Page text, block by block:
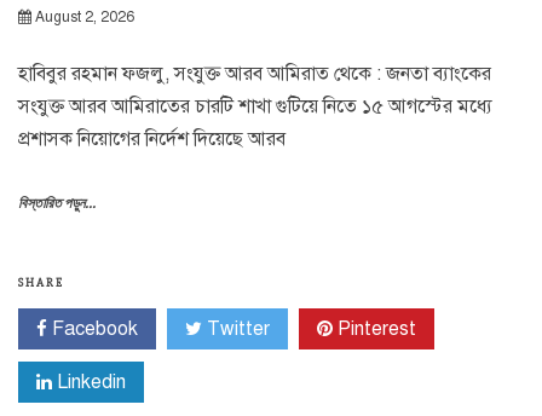
August 2, 2026
হাবিবুর রহমান ফজলু, সংযুক্ত আরব আমিরাত থেকে : জনতা ব্যাংকের
সংযুক্ত আরব আমিরাতের চারটি শাখা গুটিয়ে নিতে ১৫ আগস্টের মধ্যে
প্রশাসক নিয়োগের নির্দেশ দিয়েছে আরব
বিস্তারিত পড়ুন...
SHARE
Facebook Twitter Pinterest
Linkedin